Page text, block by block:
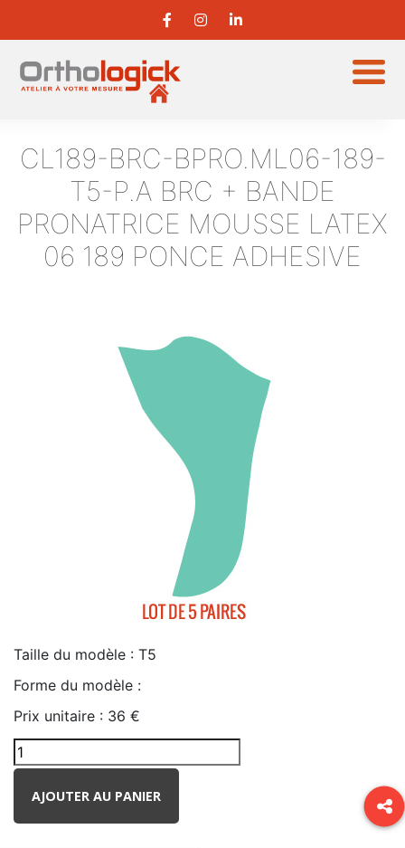
CL189-BRC-BPRO.ML06-189-
T5-P.A BRC + BANDE
PRONATRICE MOUSSE LATEX
06 189 PONCE ADHESIVE
Taille du modèle : T5
Forme du modèle :
Prix unitaire : 36 €
AJOUTER AU PANIER